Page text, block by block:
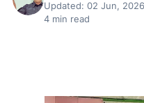
Updated: 02 Jun, 2026
4 min read